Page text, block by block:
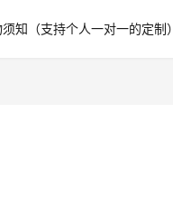
知（支持个人一对一的定制）